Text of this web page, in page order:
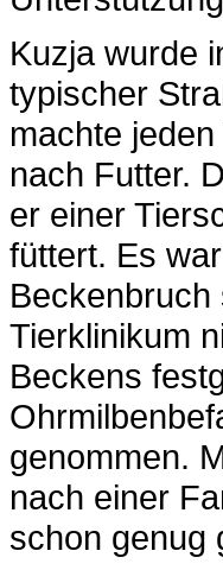
Kuzja wurde
typischer
machte
nach Futter.
er einer
füttert. Es
Beckenbruch
Tierklinikum
Beckens
genommen.
nach einer
schon genug